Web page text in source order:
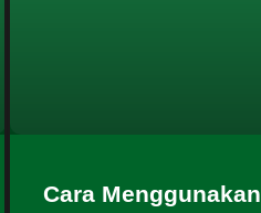
Cara Menggunakan